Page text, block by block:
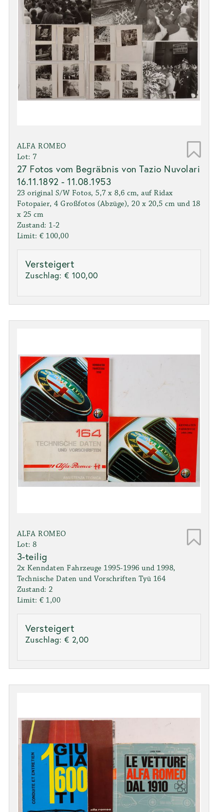
ALFA ROMEO
Lot: 7
27 Fotos vom Begräbnis von Tazio Nuvolari
16.11.1892 - 11.08.1953
23 original S/W Fotos, 5,7 x 8,6 cm, auf Ridax
Fotopaier, 4 Großfotos (Abzüge), 20 x 20,5 cm und 18
x 25 cm
Zustand: 1-2
Limit: € 100,00
Versteigert
Zuschlag: € 100,00
ALFA ROMEO
Lot: 8
3-teilig
2x Kenndaten Fahrzeuge 1995-1996 und 1998,
Technische Daten und Vorschriften Tyü 164
Zustand: 2
Limit: € 1,00
Versteigert
Zuschlag: € 2,00